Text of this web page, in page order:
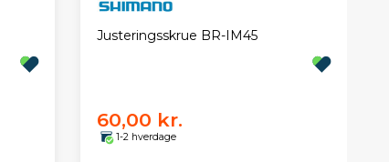
Justeringsskrue BR-IM45
60,00 kr.
1-2 hverdage